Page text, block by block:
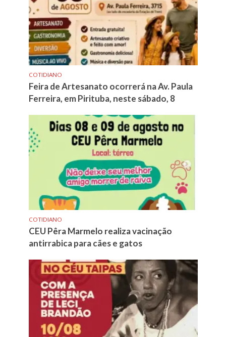
COTIDIANO
Feira de Artesanato ocorrerá na Av. Paula
Ferreira, em Pirituba, neste sábado, 8
COTIDIANO
CEU Pêra Marmelo realiza vacinação
antirrabica para cães e gatos